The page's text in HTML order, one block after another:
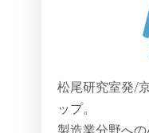
松尾研究室発/
ップ。